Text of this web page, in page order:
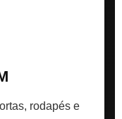
rodapés e